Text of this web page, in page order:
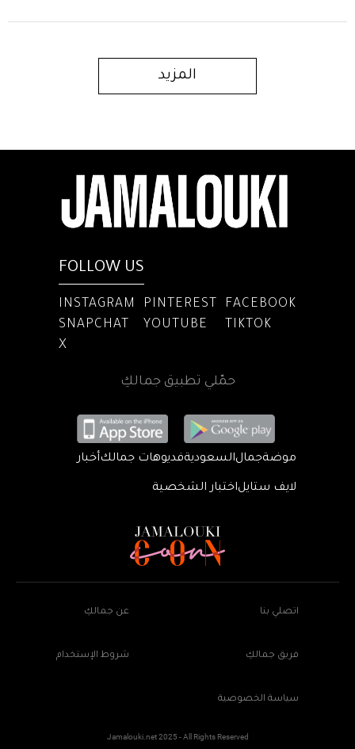
المزيد
FOLLOW US
INSTAGRAM PINTEREST
FACEBOOK
SNAPCHAT
YOUTUBE
TIKTOK
X
حمّلي تطبيق جمالكِ
موضةجمالالسعوديةفديوهات جمالكأخبار
لايف ستايلاختبار الشخصية
اتصلي بنا عن جمالكِ
فريق جمالكِ شروط الإستخدام
سياسة الخصوصية
Jamalouki.net 2025 - All Rights Reserved